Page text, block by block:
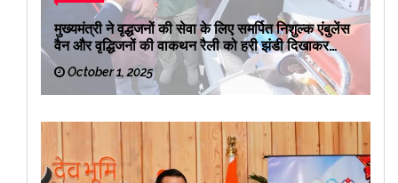
मुख्यमंत्री ने वृद्धजनों की सेवा के लिए समर्पित निशुल्क एंबुलेंस
वैन और वृद्धिजनों की वाकथन रैली को हरी झंडी दिखाकर
रवाना किया
October 1, 2025